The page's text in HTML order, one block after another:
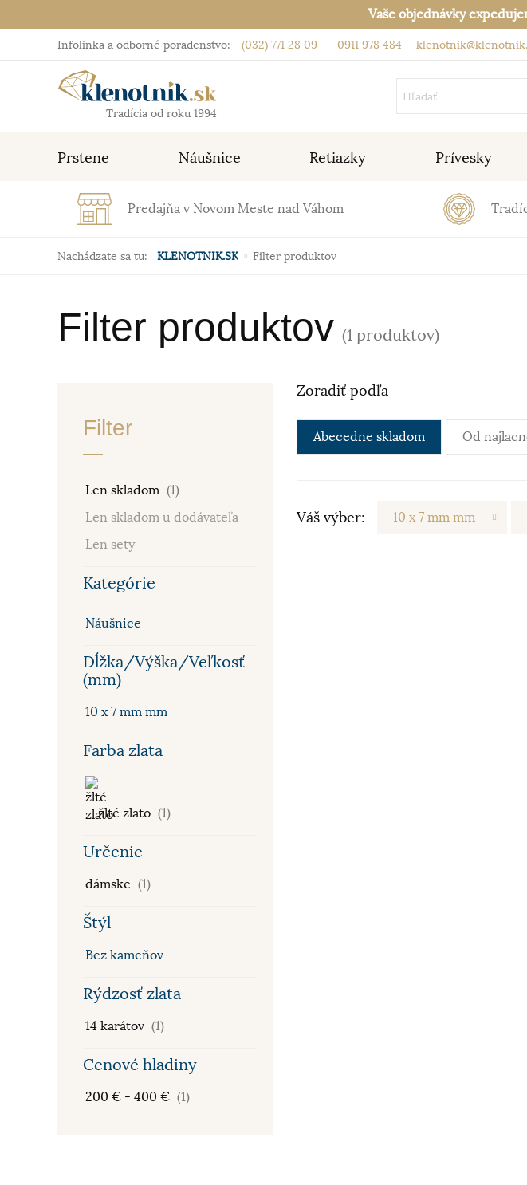
Vaše objednávky
Infolinka a odborné poradenstvo: (032) 771 28 09 0911 978 484
Tradícia od roku 1994
Prstene Náušnice Retiazky Prívesky
Predajňa v Novom Meste nad Váhom
Nachádzate sa tu: KLENOTNIK.SK Filter produktov
Filter produktov (1 produktov)
Filter
Len skladom (1)
Len skladom u dodávateľa
Len sety
Kategórie
Náušnice
Dĺžka/Výška/Veľkosť
(mm)
10 x 7 mm mm
Farba zlata
žlté zlato (1)
Určenie
dámske (1)
Štýl
Bez kameňov
Rýdzosť zlata
14 karátov (1)
Cenové hladiny
200 € - 400 € (1)
Zoradiť podľa
Abecedne skladom Od
Váš výber: 10 x 7 mm mm